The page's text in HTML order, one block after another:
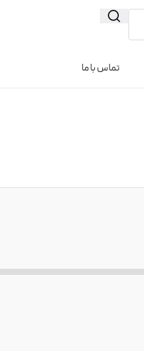
تماس با ما